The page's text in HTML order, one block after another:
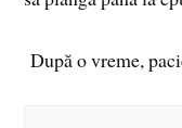
După o vreme,